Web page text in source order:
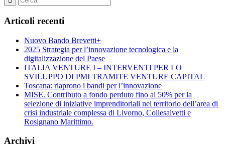
Articoli recenti
Nuovo Bando Brevetti+
2025 Strategia per l’innovazione tecnologica e la
digitalizzazione del Paese
ITALIA VENTURE I – INTERVENTI PER LO
SVILUPPO DI PMI TRAMITE VENTURE CAPITAL
Toscana: riaprono i bandi per l’innovazione
MISE. Contributo a fondo perduto fino al 50% per la
selezione di iniziative imprenditoriali nel territorio dell’area di
crisi industriale complessa di Livorno, Collesalvetti e
Rosignano Marittimo.
Archivi